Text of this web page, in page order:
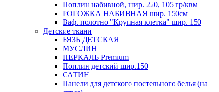
Поплин набивной, шир. 220, 105 гр/квм
РОГОЖКА НАБИВНАЯ шир. 150см
Ваф. полотно "Крупная клетка" шир. 150
Детские ткани
БЯЗЬ ДЕТСКАЯ
МУСЛИН
ПЕРКАЛЬ Premium
Поплин детский шир.150
САТИН
Панели для детского постельного белья (на